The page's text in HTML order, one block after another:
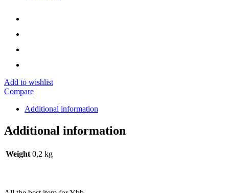
Add to wishlist
Compare
Additional information
Additional information
Weight 0,2 kg